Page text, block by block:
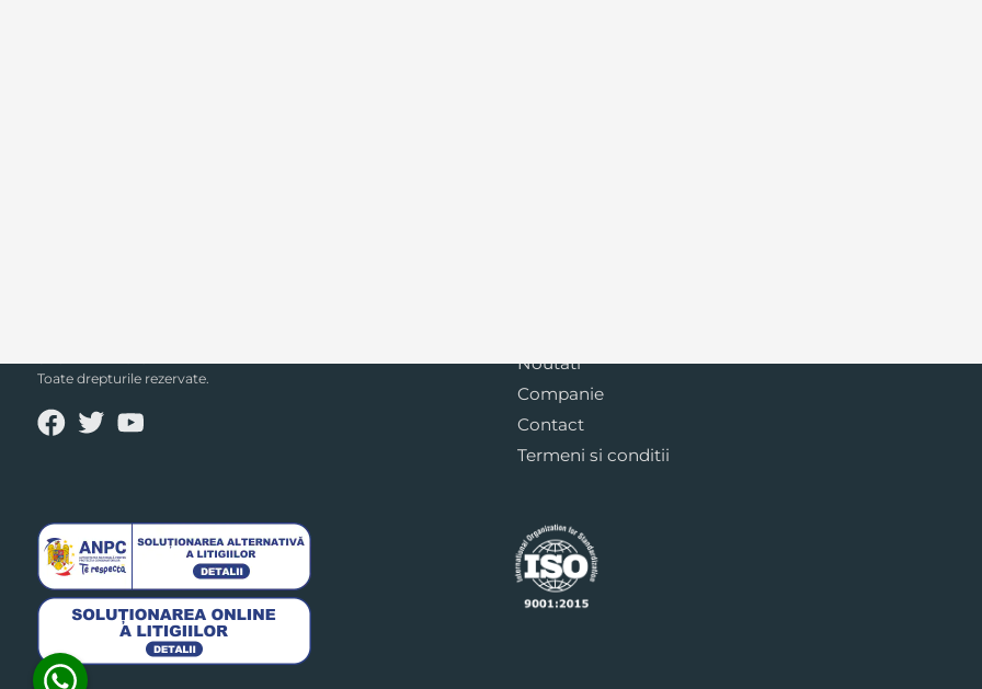
Toate drepturile rezervate.
Noutati
Companie
Contact
Termeni si conditii